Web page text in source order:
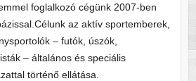
foglalkozó cégünk 2007-ben
az aktív sportemberek,
– futók, úszók,
– általános és speciális
történő ellátása.